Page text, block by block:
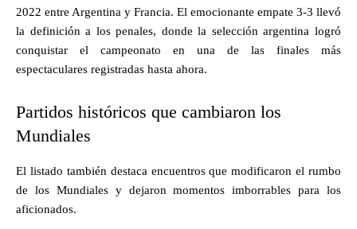
2022 entre Argentina y Francia. El emocionante empate 3-3 llevó
la definición a los penales, donde la selección argentina logró
conquistar el campeonato en una de las finales más
espectaculares registradas hasta ahora.
Partidos históricos que cambiaron los
Mundiales
El listado también destaca encuentros que modificaron el rumbo
de los Mundiales y dejaron momentos imborrables para los
aficionados.